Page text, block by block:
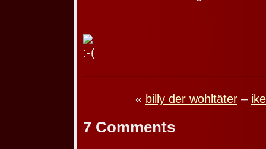
« billy der wohltäter–
7 Comments